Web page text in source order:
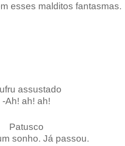
esses malditos fantasmas.
assustado
-Ah! ah! ah!
Patusco
sonho. Já passou.